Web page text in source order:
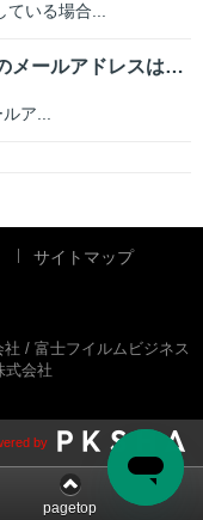
ている場合...
【利用者管理】「入力された次のメールアドレスはすでに存在しています」と表示された
ア...
サイトマップ
/ 富士フイルムビジネス
式会社
by
pagetop